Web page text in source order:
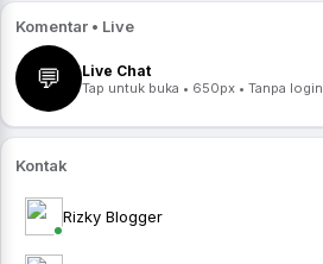
Komentar • Live
💬 Live Chat
Tap untuk buka • 650px • Tanpa login
Kontak
Rizky Blogger